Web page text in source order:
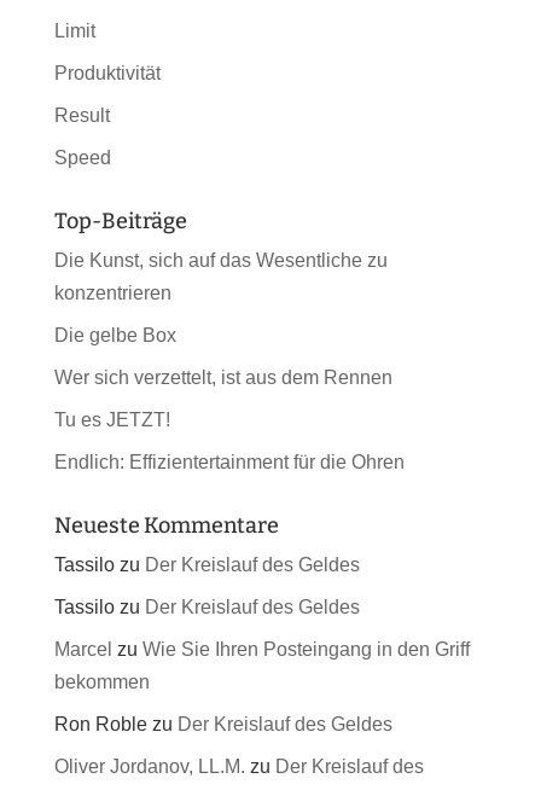
Limit
Produktivität
Result
Speed
Top-Beiträge
Die Kunst, sich auf das Wesentliche zu
konzentrieren
Die gelbe Box
Wer sich verzettelt, ist aus dem Rennen
Tu es JETZT!
Endlich: Effizientertainment für die Ohren
Neueste Kommentare
Tassilozu Der Kreislauf des Geldes
Tassilozu Der Kreislauf des Geldes
Marcel zu Wie Sie Ihren Posteingang in den Griff
bekommen
Ron Roblezu Der Kreislauf des Geldes
Oliver Jordanov, LL.M. zu Der Kreislauf des